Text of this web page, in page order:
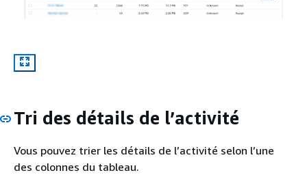
Tri des détails de l’activité
Vous pouvez trier les détails de l’activité selon l’une
des colonnes du tableau.